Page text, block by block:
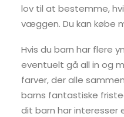
lov til at bestemme,
væggen. Du kan købe
Hvis du barn har flere
eventuelt gå all in og
farver, der alle
barns fantastiske
dit barn har interesser